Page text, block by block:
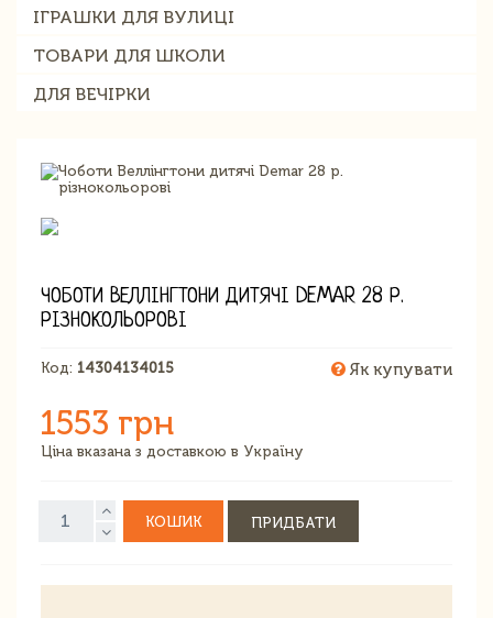
ІГРАШКИ ДЛЯ ВУЛИЦІ
ТОВАРИ ДЛЯ ШКОЛИ
ДЛЯ ВЕЧІРКИ
ЧОБОТИ ВЕЛЛІНГТОНИ ДИТЯЧІ DEMAR 28 Р.
РІЗНОКОЛЬОРОВІ
Код: 14304134015 Як купувати
1553 грн
Ціна вказана з доставкою в Україну
КОШИК ПРИДБАТИ